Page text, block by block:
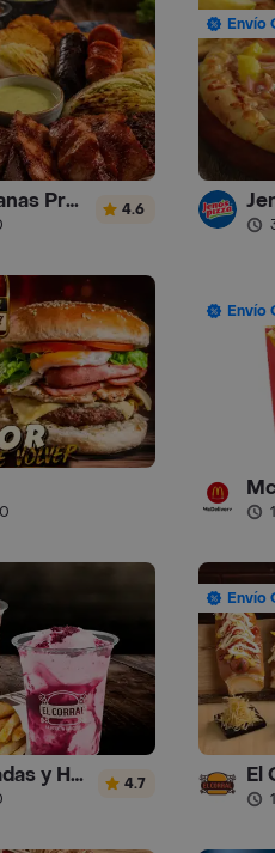
Picadas Colombianas Premium 4.6
Envío
Envío
El Corral - Malteadas y Helados 4.7
Envío
El